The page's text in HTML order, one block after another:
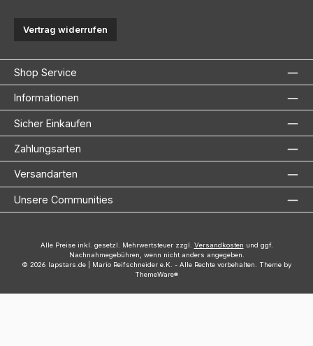
Vertrag widerrufen
Shop Service
Informationen
Sicher Einkaufen
Zahlungsarten
Versandarten
Unsere Communities
Alle Preise inkl. gesetzl. Mehrwertsteuer zzgl. Versandkosten und ggf.
Nachnahmegebühren, wenn nicht anders angegeben.
© 2026 lapstars.de | Mario Reifschneider e.K. - Alle Rechte vorbehalten. Theme by
ThemeWare®